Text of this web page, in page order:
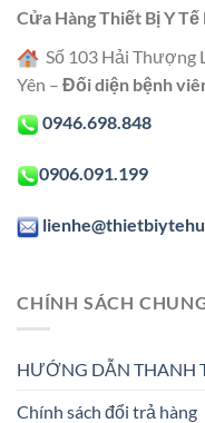
Cửa Hàng Thiết Bị Y
Số 103 Hải Thượng
Yên – Đối diện bệnh
0946.698.848
0906.091.199
CHÍNH SÁCH
HƯỚNG DẪN THANH
Chính sách đổi trả hàng